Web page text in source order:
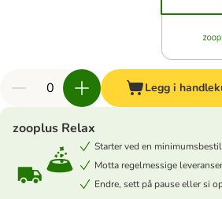
Legg i
zooplus Relax
Starter ved en
Motta regelmessige leveranser
Endre, sett på pause eller si